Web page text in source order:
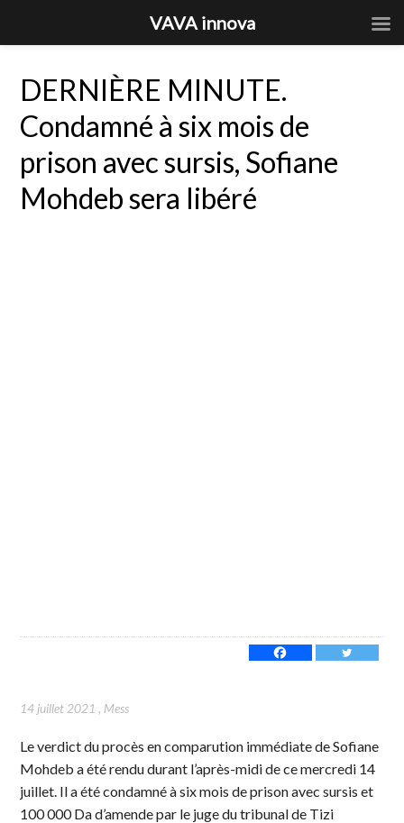
DERNIÈRE MINUTE.
Condamné à six mois de
prison avec sursis, Sofiane
Mohdeb sera libéré
14 juillet 2021 , Mess
Le verdict du procès en comparution immédiate de Sofiane
Mohdeb a été rendu durant l’après-midi de ce mercredi 14
juillet. Il a été condamné à six mois de prison avec sursis et
100 000 Da d’amende par le juge du tribunal de Tizi
VAVA innova